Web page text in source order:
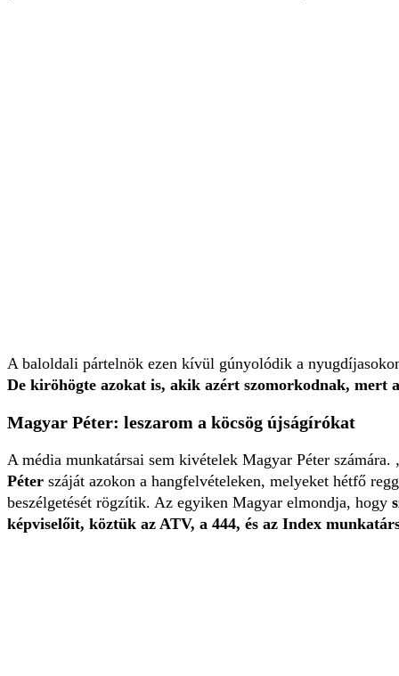
A baloldali pártelnök ezen kívül gúnyolódik a
De kiröhögte azokat is, akik azért szomorkodnak,
Magyar Péter: leszarom a köcsög újságírókat
A média munkatársai sem kivételek Magyar Péter számára.
Péter száját azokon a hangfelvételeken, melyeket hétfő
beszélgetését rögzítik. Az egyiken Magyar elmondja, hogy
képviselőit, köztük az ATV, a 444, és az Index